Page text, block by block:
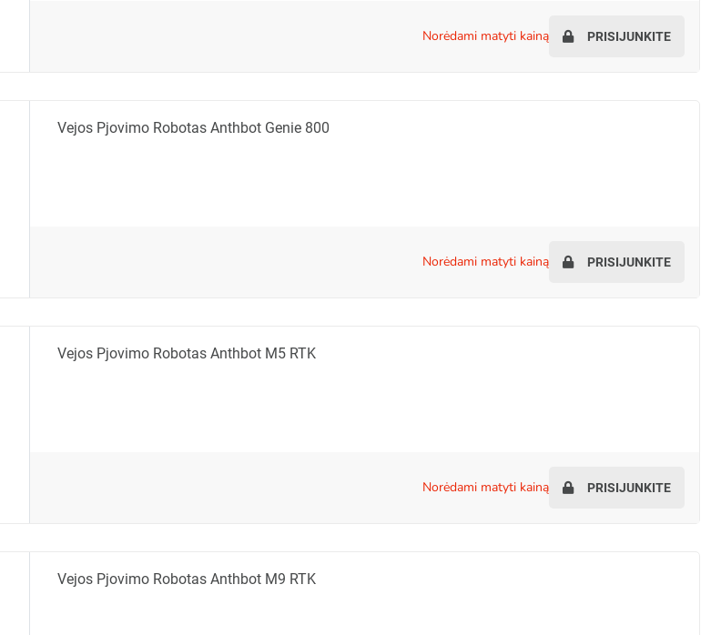
norėdami matyti kainą PRISIJUNKITE
Vejos Pjovimo Robotas Anthbot Genie 800
norėdami matyti kainą PRISIJUNKITE
Vejos Pjovimo Robotas Anthbot M5 RTK
norėdami matyti kainą PRISIJUNKITE
Vejos Pjovimo Robotas Anthbot M9 RTK